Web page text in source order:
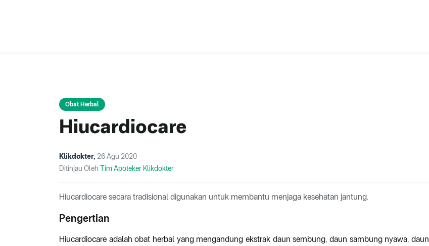
Obat Herbal
Hiucardiocare
Klikdokter, 26 Agu 2020
Ditinjau Oleh Tim Apoteker Klikdokter
Hiucardiocare secara tradisional digunakan untuk membantu menjaga kesehatan jantung.
Pengertian
Hiucardiocare adalah obat herbal yang mengandung ekstrak daun sembung, daun sambung nyawa, daun